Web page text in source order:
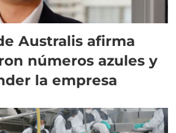
Australis afirma
números azules y
la empresa